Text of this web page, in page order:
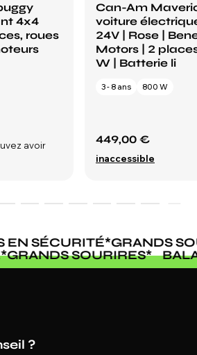
4x4
roues
avoir
Can-Am
voiture
24V | Rose |
Motors | 2
W | Batterie li
3 - 8 ans 800 W
449,00 €
inaccessible
SÉCURITÉ*GRANDS
*GRANDS SOURIRES*
?